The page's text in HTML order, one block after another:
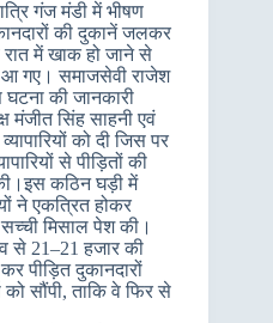
गंज मंडी में भीषण
की दुकानें जलकर
रात में खाक हो जाने से
आ गए। समाजसेवी राजेश
की जानकारी
मंजीत सिंह साहनी एवं
को दी जिस पर
से पीड़ितों की
कठिन घड़ी में
ने एकत्रित होकर
मिसाल पेश की।
से 21–21 हजार की
पीड़ित दुकानदारों
सौंपी, ताकि वे फिर से